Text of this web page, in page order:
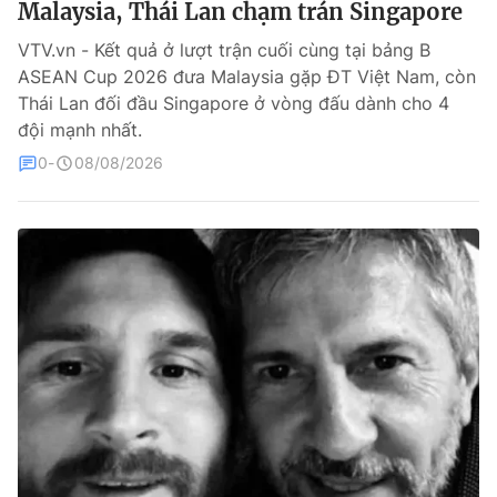
Bóng đá
Thể thao Điện tử
Các môn khác
VIDEO
Bên lề
THỜI BÁO VTV
Malaysia, Thái Lan chạm trán Singapore
VTV.vn - Kết quả ở lượt trận cuối cùng tại bảng B
ASEAN Cup 2026 đưa Malaysia gặp ĐT Việt Nam, còn
Thái Lan đối đầu Singapore ở vòng đấu dành cho 4
đội mạnh nhất.
0 08/08/2026